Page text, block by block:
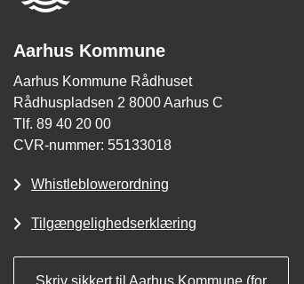
Aarhus Kommune
Aarhus Kommune Rådhuset
Rådhuspladsen 2 8000 Aarhus C
Tlf. 89 40 20 00
CVR-nummer: 55133018
Whistleblowerordning
Tilgængelighedserklæring
Skriv sikkert til Aarhus Kommune (for